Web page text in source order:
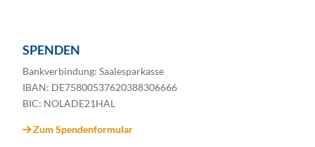
SPENDEN
Bankverbindung: Saalesparkasse
IBAN: DE75800537620388306666
BIC: NOLADE21HAL
Zum Spendenformular